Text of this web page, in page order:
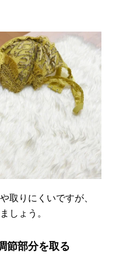
取りにくいですが、
しょう。
節部分を取る